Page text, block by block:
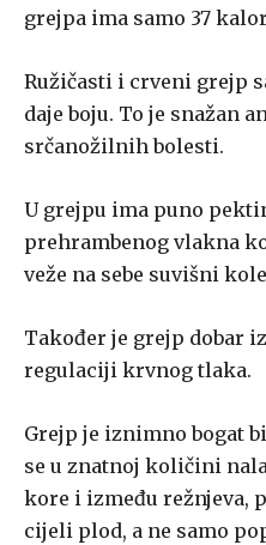
grejpa ima samo 37
Ružičasti i crveni grejp
daje boju. To je snažan
srčanožilnih bolesti.
U grejpu ima puno
prehrambenog vlakna
veže na sebe suvišni
Također je grejp dobar
regulaciji krvnog tlaka.
Grejp je iznimno bogat
se u znatnoj količini
kore i između režnjeva,
cijeli plod, a ne samo